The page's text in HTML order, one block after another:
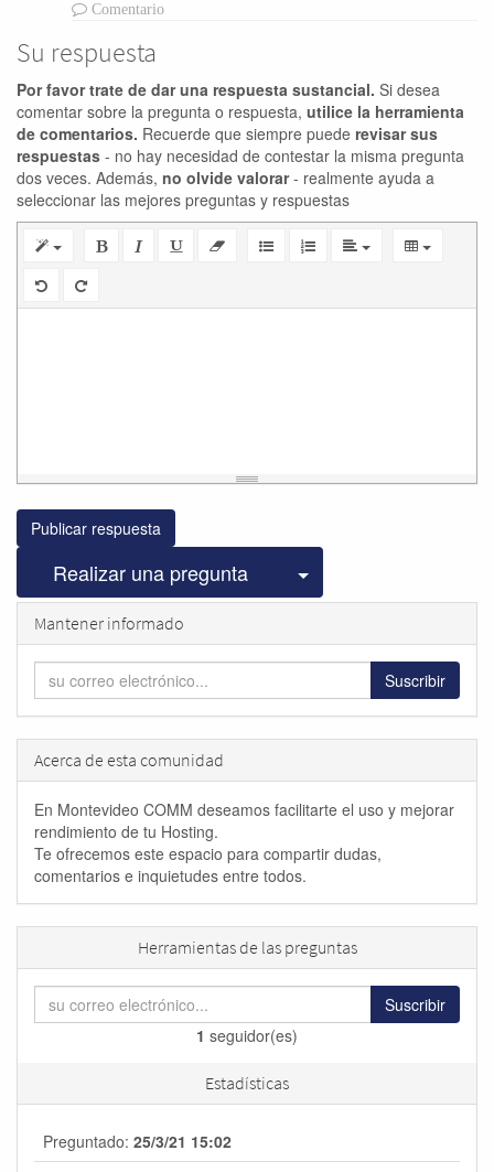
Comentario
Su respuesta
Por favor trate de dar una respuesta sustancial. Si desea
comentar sobre la pregunta o respuesta, utilice la herramienta
de comentarios. Recuerde que siempre puede revisar sus
respuestas - no hay necesidad de contestar la misma pregunta
dos veces. Además, no olvide valorar- realmente ayuda a
seleccionar las mejores preguntas y respuestas
Publicar respuesta
Realizar una pregunta Seleccionar
Mantener informado
Suscribir
Acerca de esta comunidad
En Montevideo COMM deseamos facilitarte el uso y mejorar
rendimiento de tu Hosting.
Te ofrecemos este espacio para compartir dudas,
comentarios e inquietudes entre todos.
Herramientas de las preguntas
Suscribir
1 seguidor(es)
Estadísticas
Preguntado: 25/3/21 15:02